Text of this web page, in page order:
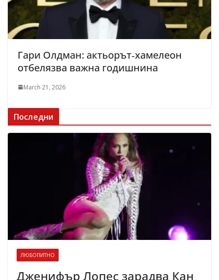
Гари Олдман: актьорът‑хамелеон
отбелязва важна годишнина
March 21, 2026
Последни
ЛЮБОПИТНО
Дженифър Лопес зарадва Кан